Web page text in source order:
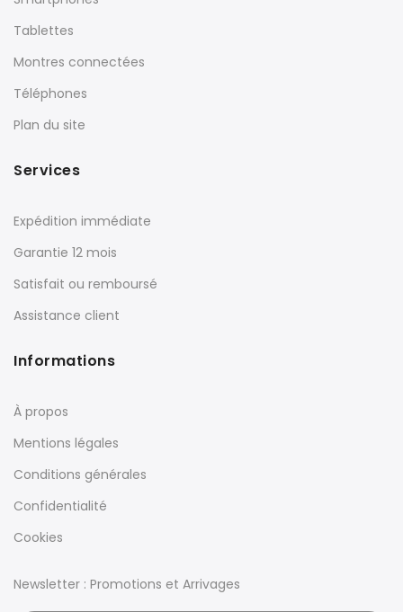
Tablettes
Montres connectées
Téléphones
Plan du site
Services
Expédition immédiate
Garantie 12 mois
Satisfait ou remboursé
Assistance client
Informations
À propos
Mentions légales
Conditions générales
Confidentialité
Cookies
Newsletter : Promotions et Arrivages